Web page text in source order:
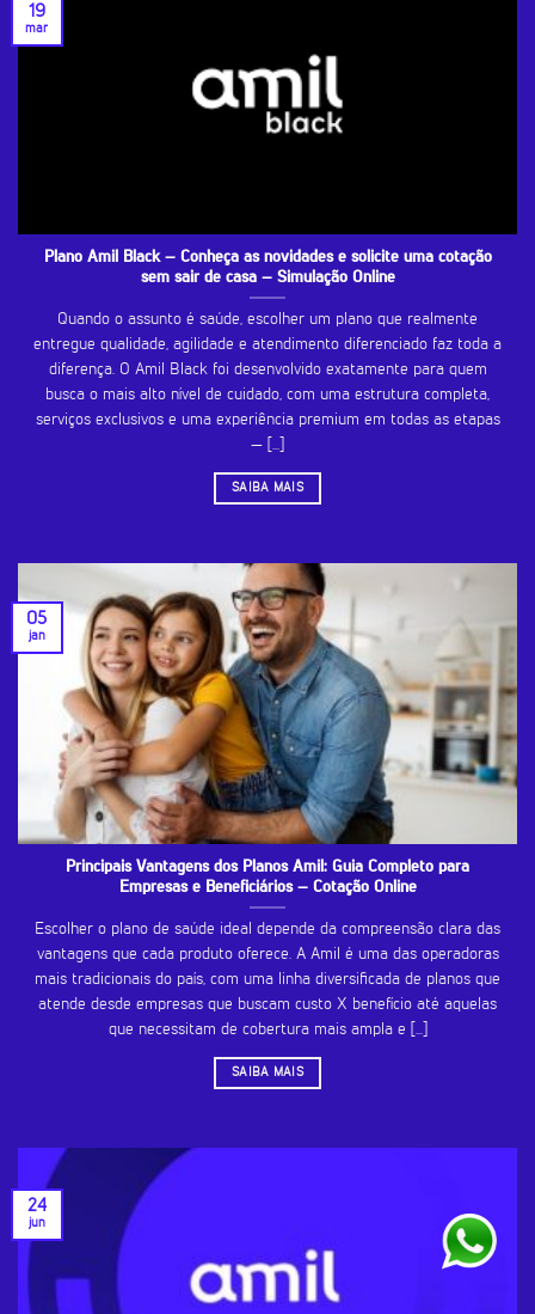
Plano Amil Black – Conheça as novidades e solicite uma cotação
sem sair de casa – Simulação Online
Quando o assunto é saúde, escolher um plano que realmente
entregue qualidade, agilidade e atendimento diferenciado faz toda a
diferença. O Amil Black foi desenvolvido exatamente para quem
busca o mais alto nível de cuidado, com uma estrutura completa,
serviços exclusivos e uma experiência premium em todas as etapas
— [...]
SAIBA MAIS
19
mar
Principais Vantagens dos Planos Amil: Guia Completo para
Empresas e Beneficiários – Cotação Online
Escolher o plano de saúde ideal depende da compreensão clara das
vantagens que cada produto oferece. A Amil é uma das operadoras
mais tradicionais do país, com uma linha diversificada de planos que
atende desde empresas que buscam custo X benefício até aquelas
que necessitam de cobertura mais ampla e [...]
SAIBA MAIS
05
jan
24
jun